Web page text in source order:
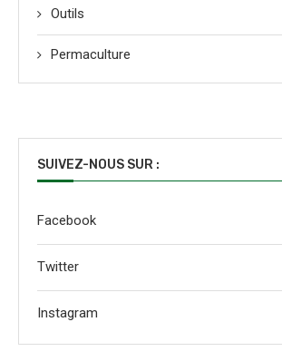
Outils
Permaculture
SUIVEZ-NOUS SUR :
Facebook
Twitter
Instagram